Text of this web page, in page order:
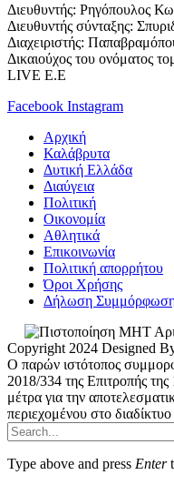
Διευθυντής: Ρηγόπουλος
Διευθυντής σύνταξης:
Διαχειριστής:
Δικαιούχος του
LIVE E.E
Facebook Instagram
Αρχική
Καλάβρυτα
Δυτική Ελλάδα
Διαύγεια
Πολιτική
Οικονομία
Αθλητικά
Επικοινωνία
Πολιτική απορρήτου
Όροι Χρήσης
Δήλωση
Copyright 2024 Designed
Ο παρών ιστότοπος
2018/334 της Επιτροπής
μέτρα για την
περιεχομένου στο
Type above and press Enter